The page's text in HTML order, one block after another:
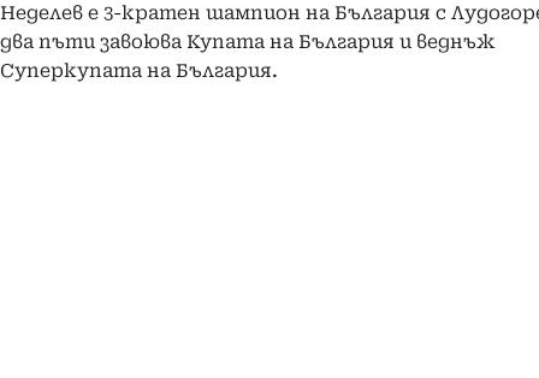
Неделев е 3-кратен шампион на България с
два пъти завоюва Купата на България и веднъж
Суперкупата на България.